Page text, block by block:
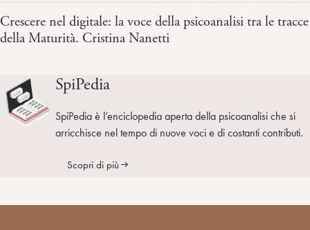
Crescere nel digitale: la voce della psicoanalisi tra le tracce
della Maturità. Cristina Nanetti
SpiPedia
SpiPedia è l’enciclopedia aperta della psicoanalisi che si
arricchisce nel tempo di nuove voci e di costanti contributi.
Scopri di più